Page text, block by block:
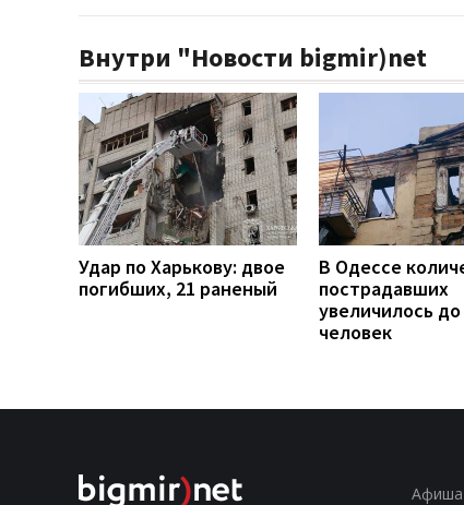
Внутри "Новости bigmir)net
Удар по Харькову: двое
погибших, 21 раненый
В Одессе
пострадавших
увеличилось
человек
Афиша